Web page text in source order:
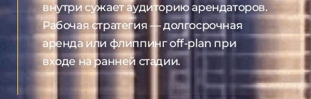
внутри сужает аудиторию арендаторов.
Рабочая стратегия — долгосрочная
аренда или флиппинг off-plan при
входе на ранней стадии.